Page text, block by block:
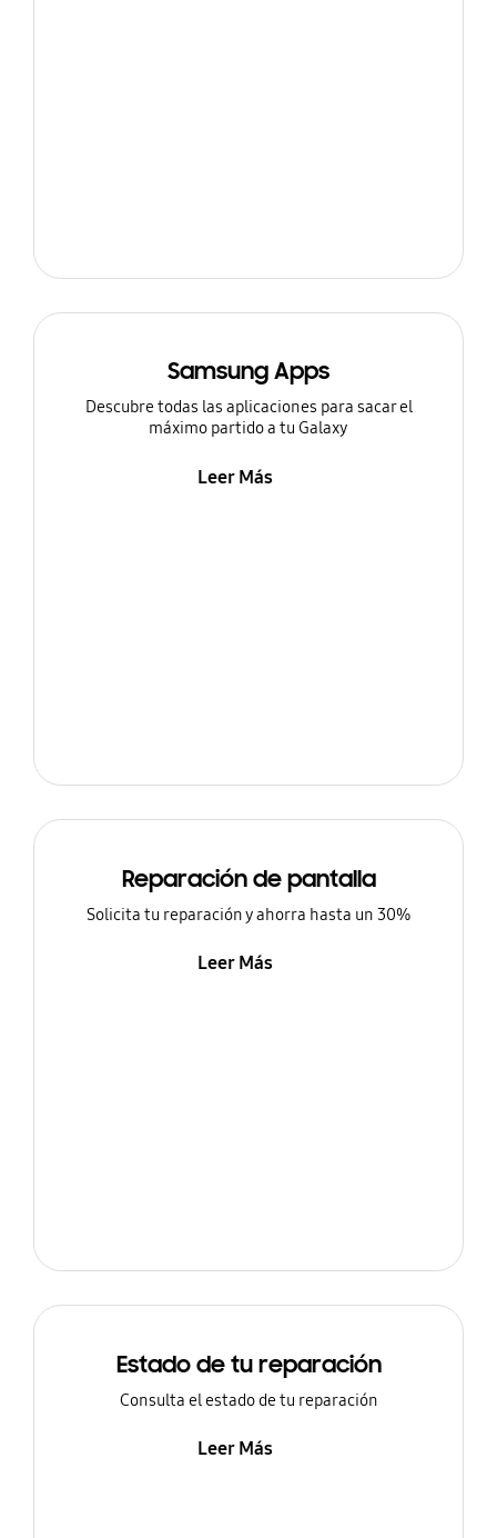
Samsung Apps
Descubre todas las aplicaciones para sacar el
máximo partido a tu Galaxy
Leer Más
Reparación de pantalla
Solicita tu reparación y ahorra hasta un 30%
Leer Más
Estado de tu reparación
Consulta el estado de tu reparación
Leer Más